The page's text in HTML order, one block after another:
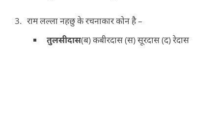
राम लल्ला नहछु के रचनाकार कोन है –
तुलसीदास(ब) कबीरदास (स) सूरदास (द) रेदास